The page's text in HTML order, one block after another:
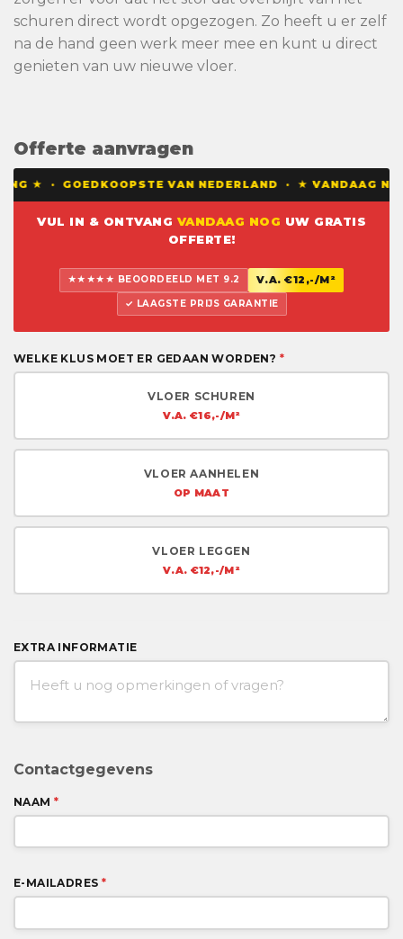
schuren direct wordt opgezogen. Zo heeft u er zelf
na de hand geen werk meer mee en kunt u direct
genieten van uw nieuwe vloer.
Offerte aanvragen
★ · GOEDKOOPSTE VAN NEDERLAND · ★ VANDAAG
VUL IN & ONTVANG VANDAAG NOG UW GRATIS
OFFERTE!
★★★★★ BEOORDEELD MET 9.2 V.A. €12,-/M²
✓ LAAGSTE PRIJS GARANTIE
WELKE KLUS MOET ER GEDAAN WORDEN? *
VLOER SCHUREN
V.A. €16,-/M²
VLOER AANHELEN
OP MAAT
VLOER LEGGEN
V.A. €12,-/M²
EXTRA INFORMATIE
Contactgegevens
NAAM *
E-MAILADRES *